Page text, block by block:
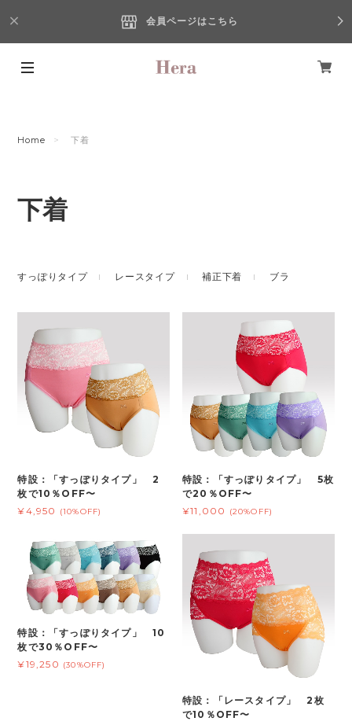
会員ページはこちら
Home 下着
下着
すっぽりタイプ レースタイプ 補正下着 ブラ
特設：「すっぽりタイプ」 2
枚で10％OFF〜
¥4,950
(10%OFF)
特設：「すっぽりタイプ」 5枚
で20％OFF〜
¥11,000
(20%OFF)
特設：「すっぽりタイプ」 10
枚で30％OFF〜
¥19,250 (30%OFF)
特設：「レースタイプ」 2枚
で10％OFF〜